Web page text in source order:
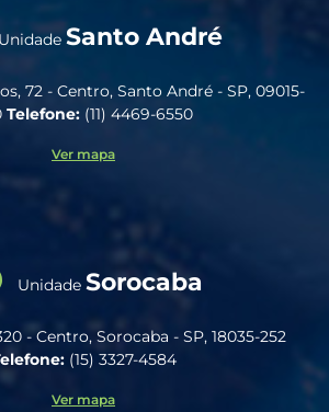
Unidade Santo André
72 - Centro, Santo André - SP, 09015-
Telefone: (11) 4469-6550
Ver mapa
Unidade Sorocaba
- Centro, Sorocaba - SP, 18035-252
(15) 3327-4584
Ver mapa